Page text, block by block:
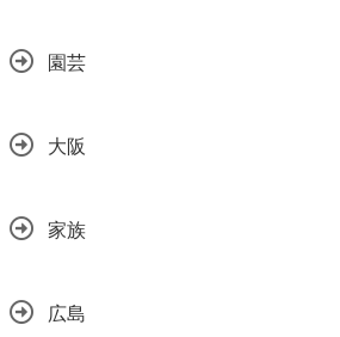
園芸
大阪
家族
広島